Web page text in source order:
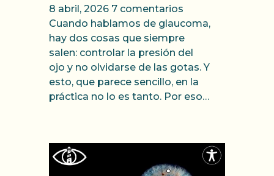
8 abril, 2026 7 comentarios
Cuando hablamos de glaucoma,
hay dos cosas que siempre
salen: controlar la presión del
ojo y no olvidarse de las gotas. Y
esto, que parece sencillo, en la
práctica no lo es tanto. Por eso…